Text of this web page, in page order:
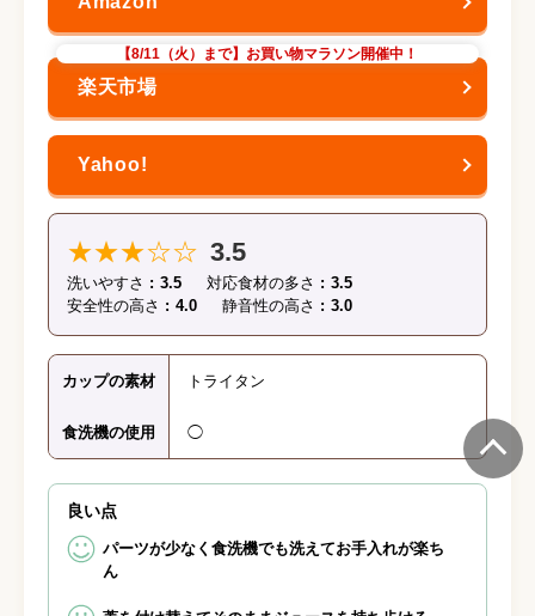
【8/11（火）まで】お買い物マラソン開催中！
★★★☆☆ 3.5
洗いやすさ 3.5 対応食材の多さ
3.5
安全性の高さ
4.0 静音性の高さ 3.0
カップの素材 トライタン
食洗機の使用 ◯
良い点
パーツが少なく食洗機でも洗えてお手入れが楽ち
ん